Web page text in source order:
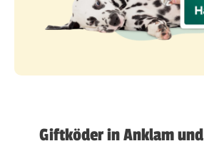
Giftköder in Anklam